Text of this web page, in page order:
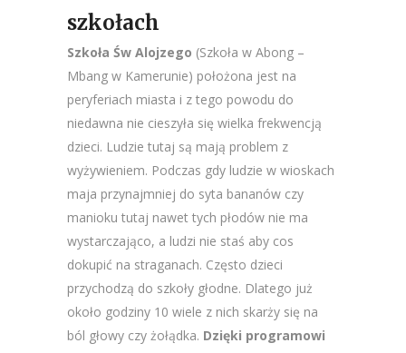
szkołach
Szkoła Św Alojzego (Szkoła w Abong –
Mbang w Kamerunie) położona jest na
peryferiach miasta i z tego powodu do
niedawna nie cieszyła się wielka frekwencją
dzieci. Ludzie tutaj są mają problem z
wyżywieniem. Podczas gdy ludzie w wioskach
maja przynajmniej do syta bananów czy
manioku tutaj nawet tych płodów nie ma
wystarczająco, a ludzi nie staś aby cos
dokupić na straganach. Często dzieci
przychodzą do szkoły głodne. Dlatego już
około godziny 10 wiele z nich skarży się na
ból głowy czy żołądka. Dzięki programowi